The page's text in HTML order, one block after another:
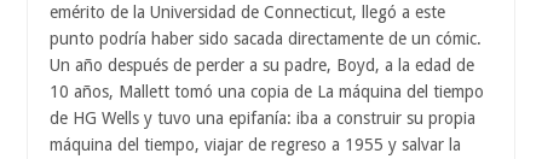
emérito de la Universidad de Connecticut, llegó a este
punto podría haber sido sacada directamente de un cómic.
Un año después de perder a su padre, Boyd, a la edad de
10 años, Mallett tomó una copia de La máquina del tiempo
de HG Wells y tuvo una epifanía: iba a construir su propia
máquina del tiempo, viajar de regreso a 1955 y salvar la